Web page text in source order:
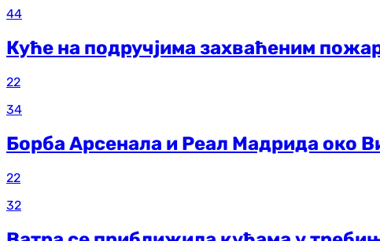
44
Куће на подручјима захваћеним
22
34
Борба Арсенала и Реал Мадрида око
22
32